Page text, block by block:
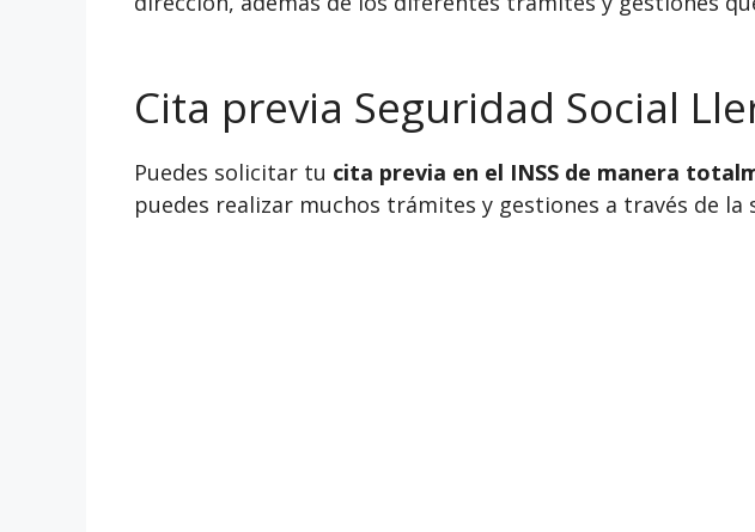
Cita previa Seguridad Social
Puedes solicitar tu cita previa en el INSS de manera
puedes realizar muchos trámites y gestiones a través de la